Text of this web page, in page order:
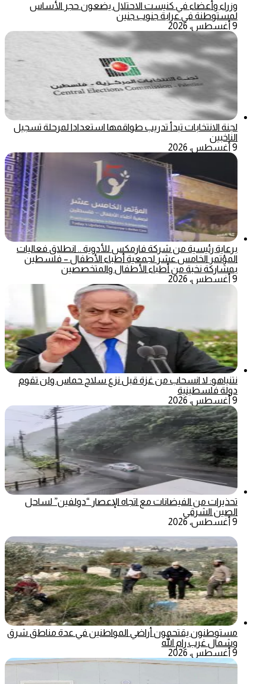
وزراء وأعضاء في كنيست الاحتلال يضعون حجر الأساس
لمستوطنة في عرابة جنوب جنين
9 أغسطس، 2026
لجنة الانتخابات تبدأ تدريب طواقمها استعدادا لمرحلة تسجيل
الناخبين
9 أغسطس، 2026
برعاية رئيسية من شركة فارمكس للأدوية .. انطلاق فعاليات
المؤتمر الخامس عشر لجمعية أطباء الأطفال – فلسطين
بمشاركة نخبة من أطباء الأطفال والمتخصصين
9 أغسطس، 2026
نتنياهو: لا انسحاب من غزة قبل نزع سلاح حماس ولن تقوم
دولة فلسطينية
9 أغسطس، 2026
تحذيرات من الفيضانات مع اتجاه الإعصار “دولفين” لساحل
الصين الشرقي
9 أغسطس، 2026
مستوطنون يقتحمون أراضي المواطنين في عدة مناطق شرق
وشمال غرب رام الله
9 أغسطس، 2026